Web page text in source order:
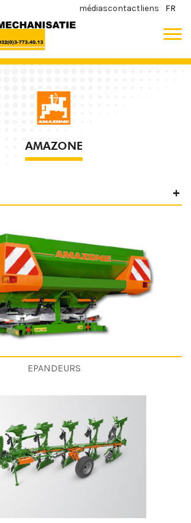
médiascontactliens FR
AMAZONE
EPANDEURS